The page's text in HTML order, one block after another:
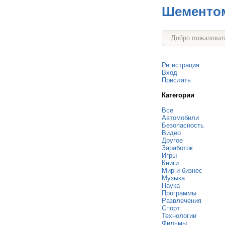
Добро
Регистрация
Вход
Прислать
Категории
Все
Автомобили
Безопасность
Видео
Другое
Заработок
Игры
Книги
Мир и бизнес
Музыка
Наука
Программы
Развлечения
Спорт
Технологии
Фильмы